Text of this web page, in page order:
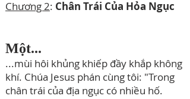
Chương 2: Chân Trái Của Hỏa Ngục
Một...
...mùi hôi khủng khiếp đầy khắp không
khí. Chúa Jesus phán cùng tôi: "Trong
chân trái của địa ngục có nhiều hố.